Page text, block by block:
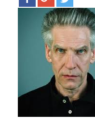
KULISSZA
PÓLÓ RENDELÉS